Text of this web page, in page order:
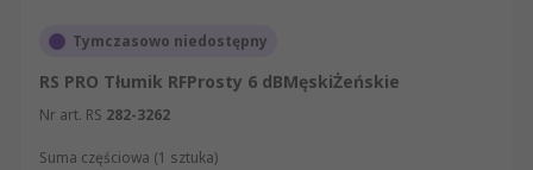
Tymczasowo niedostępny
RS PRO Tłumik RFProsty 6 dBMęskiŻeńskie
Nr art. RS 282-3262
Suma częściowa (1 sztuka)